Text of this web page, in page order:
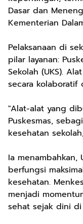
Dasar dan
Kementerian
Pelaksanaan di
pilar layanan:
Sekolah (UKS).
secara kolaboratif
"Alat-alat yang
Puskesmas,
kesehatan
Ia menambahkan,
berfungsi
kesehatan.
menjadi
sehat sejak dini